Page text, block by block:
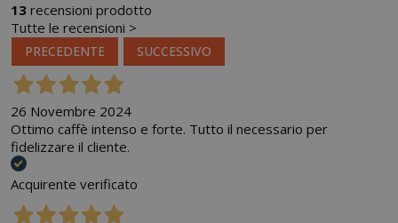
13 recensioni prodotto
Tutte le recensioni >
PRECEDENTE SUCCESSIVO
26 Novembre 2024
Ottimo caffè intenso e forte. Tutto il necessario per
fidelizzare il cliente.
Acquirente verificato